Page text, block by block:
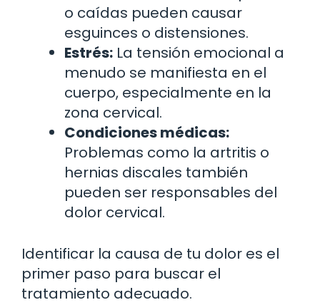
o caídas pueden causar
esguinces o distensiones.
Estrés: La tensión emocional a
menudo se manifiesta en el
cuerpo, especialmente en la
zona cervical.
Condiciones médicas:
Problemas como la artritis o
hernias discales también
pueden ser responsables del
dolor cervical.
Identificar la causa de tu dolor es el
primer paso para buscar el
tratamiento adecuado.